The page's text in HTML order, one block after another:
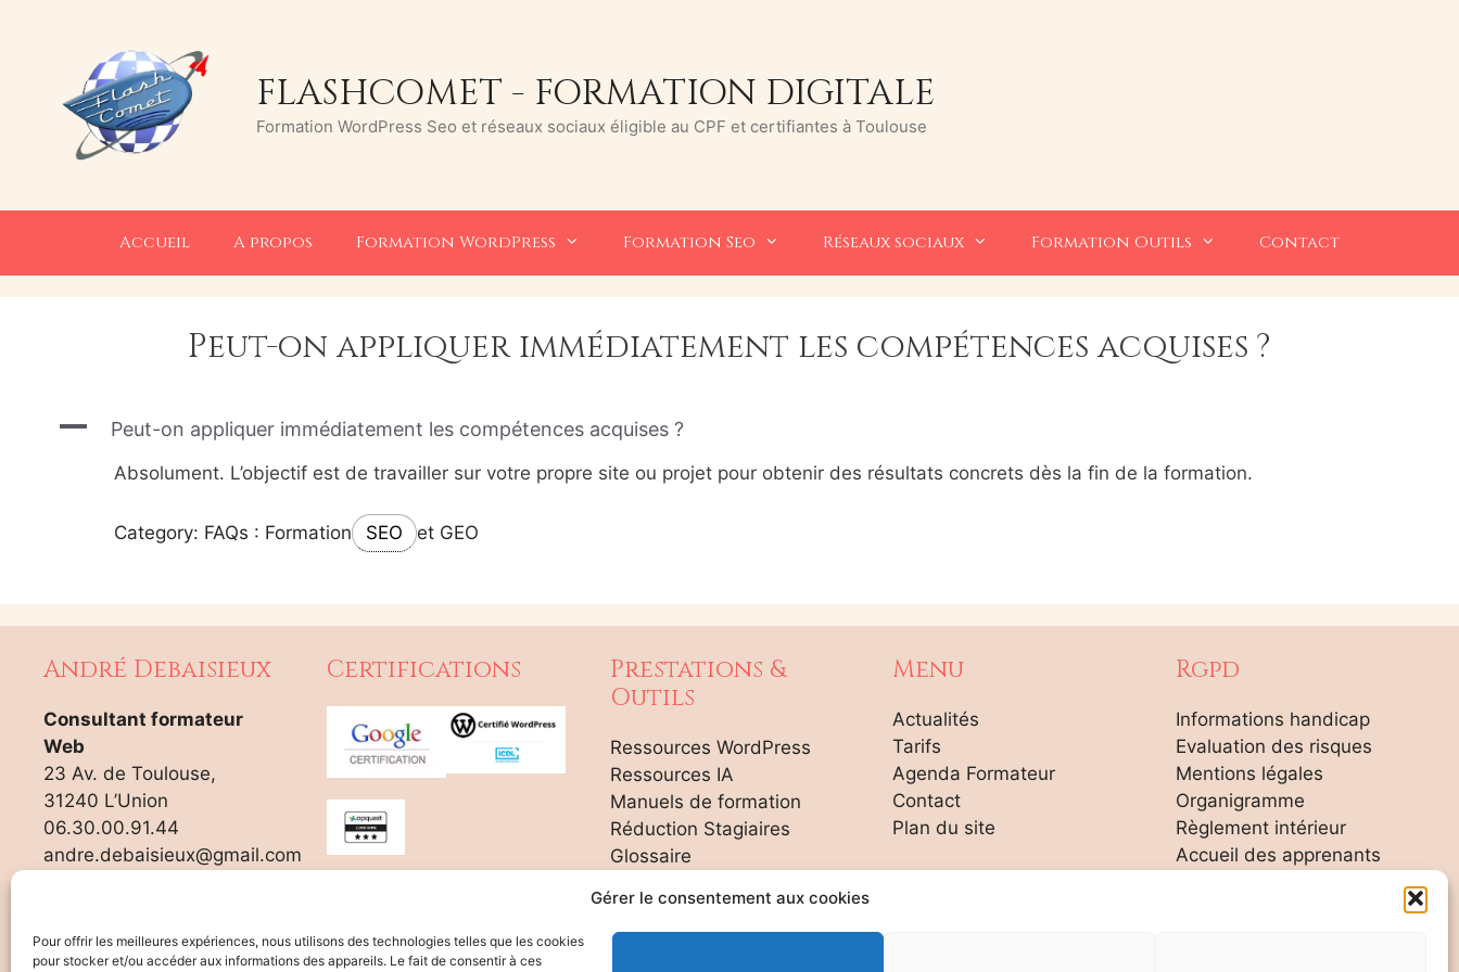
Gérer le consentement aux cookies
Pour offrir les meilleures expériences, nous utilisons des technologies telles que les cookies
pour stocker et/ou accéder aux informations des appareils. Le fait de consentir à ces
FLASHCOMET - FORMATION DIGITALE
Formation WordPress Seo et réseaux sociaux éligible au CPF et certifiantes à Toulouse
Accueil A propos Formation WordPress Formation Seo Réseaux sociaux Formation Outils Contact
Peut-on appliquer immédiatement les compétences acquises ?
A Peut-on appliquer immédiatement les compétences acquises ?
Absolument. L’objectif est de travailler sur votre propre site ou projet pour obtenir des résultats concrets dès la fin de la formation.
Category: FAQs : Formation SEO et GEO
André Debaisieux
Consultant formateur
Web
23 Av. de Toulouse,
31240 L’Union
06.30.00.91.44
andre.debaisieux@gmail.com
Certifications
Prestations &
Outils
Ressources WordPress
Ressources IA
Manuels de formation
Réduction Stagiaires
Glossaire
Menu
Actualités
Tarifs
Agenda Formateur
Contact
Plan du site
Rgpd
Informations handicap
Evaluation des risques
Mentions légales
Organigramme
Règlement intérieur
Accueil des apprenants